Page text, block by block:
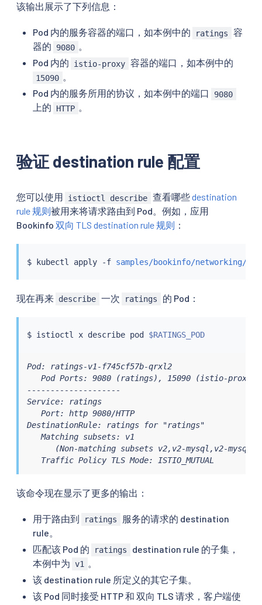
该输出展示了下列信息：
Pod 内的服务容器的端口，如本例中的 ratings
容
器的
9080 。
Pod 内的
istio-proxy 容器的端口，如本例中的
15090 。
Pod 内的服务所用的协议，如本例中的端口
9080
上的 HTTP 。
验证 destination rule 配置
您可以使用 istioctl describe 查看哪些destination
rule 规则被用来将请求路由到 Pod。例如，应用
Bookinfo 双向 TLS destination rule 规则 ：
$ kubectl apply -f samples/bookinfo/networking/
现在再来 describe 一次 ratings 的 Pod：
$ istioctl x describe pod $RATINGS_POD
Pod: ratings-v1-f745cf57b-qrxl2
   Pod Ports: 9080 (ratings), 15090 (istio-proxy)
--------------------
Service: ratings
   Port: http 9080/HTTP
DestinationRule: ratings for "ratings"
   Matching subsets: v1
(Non-matching subsets v2,v2-mysql,v2-mysql-
   Traffic Policy TLS Mode: ISTIO_MUTUAL
该命令现在显示了更多的输出：
用于路由到 ratings
服务的请求的 destination
rule。
匹配该 Pod 的
ratings
destination rule 的子集，
本例中为 v1
。
该 destination rule 所定义的其它子集。
该 Pod 同时接受 HTTP 和 双向 TLS 请求，客户端使